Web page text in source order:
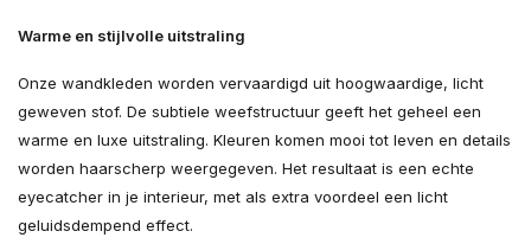
Warme en stijlvolle uitstraling
Onze wandkleden worden vervaardigd uit hoogwaardige, licht
geweven stof. De subtiele weefstructuur geeft het geheel een
warme en luxe uitstraling. Kleuren komen mooi tot leven en details
worden haarscherp weergegeven. Het resultaat is een echte
eyecatcher in je interieur, met als extra voordeel een licht
geluidsdempend effect.